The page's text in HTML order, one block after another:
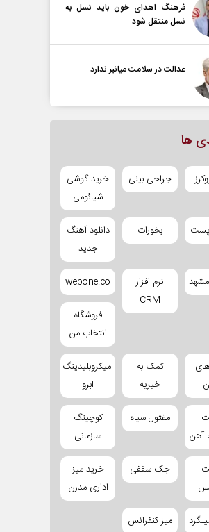
فرهنگ اهدای خون باید نسل به
نسل منتقل شود
عدالت در سلامت میانبر ندارد
ها
جراحی بینی
خرید گوشی
شیائومی
پست بخورات
دانلود آهنگ
جدید
نرم افزار
CRM
webone.co
فروشگاه
انتخاب من
کمک به
خیریه
میکروبلیدینگ
ابرو
آهن
مفتول سیاه
کوچینگ
سازمانی
جک سقفی
خرید میز
اداری مدرن
میز کنفرانس